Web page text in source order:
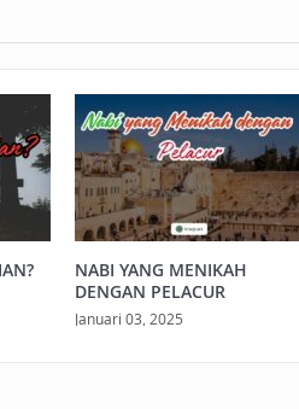
NABI YANG MENIKAH
DENGAN PELACUR
Januari 03, 2025